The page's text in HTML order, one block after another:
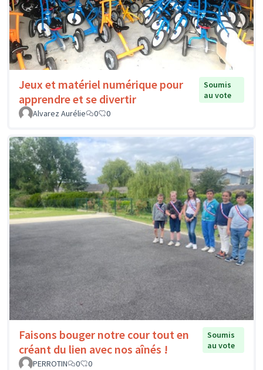
Jeux et matériel numérique pour
apprendre et se divertir
Soumis
au vote
Alvarez Aurélie
0 0
Faisons bouger notre cour tout en
créant du lien avec nos aînés !
Soumis
au vote
PERROTIN
0 0